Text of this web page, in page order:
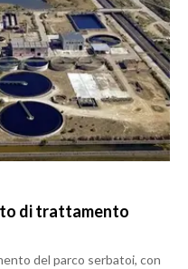
di trattamento
del parco serbatoi, con